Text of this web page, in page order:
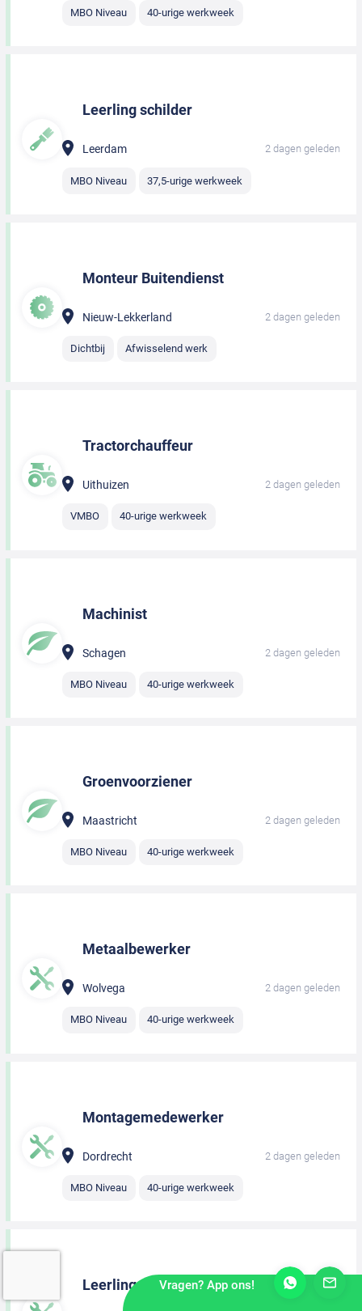
MBO Niveau 40-urige werkweek
Leerling schilder
Leerdam 2 dagen geleden
MBO Niveau 37,5-urige werkweek
Monteur Buitendienst
Nieuw-Lekkerland 2 dagen geleden
Dichtbij Afwisselend werk
Tractorchauffeur
Uithuizen 2 dagen geleden
VMBO 40-urige werkweek
Machinist
Schagen 2 dagen geleden
MBO Niveau 40-urige werkweek
Groenvoorziener
Maastricht 2 dagen geleden
MBO Niveau 40-urige werkweek
Metaalbewerker
Wolvega 2 dagen geleden
MBO Niveau 40-urige werkweek
Montagemedewerker
Dordrecht 2 dagen geleden
MBO Niveau 40-urige werkweek
Leerling monteurVragen? App ons!